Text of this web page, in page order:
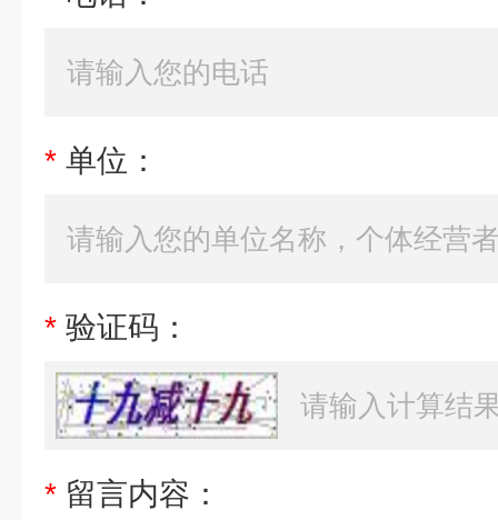
* 单位：
* 验证码：
* 留言内容：